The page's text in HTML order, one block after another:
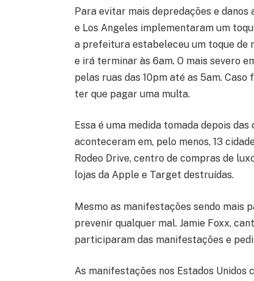
Para evitar mais depredações e
e Los Angeles implementaram um
a prefeitura estabeleceu um toque de
e irá terminar às 6am. O mais severo
pelas ruas das 10pm até as 5am.
ter que pagar uma multa.
Essa é uma medida tomada depois
aconteceram em, pelo menos, 13
Rodeo Drive, centro de compras de
lojas da Apple e Target destruídas.
Mesmo as manifestações sendo mais
prevenir qualquer mal. Jamie Foxx,
participaram das manifestações e
As manifestações nos Estados Unidos